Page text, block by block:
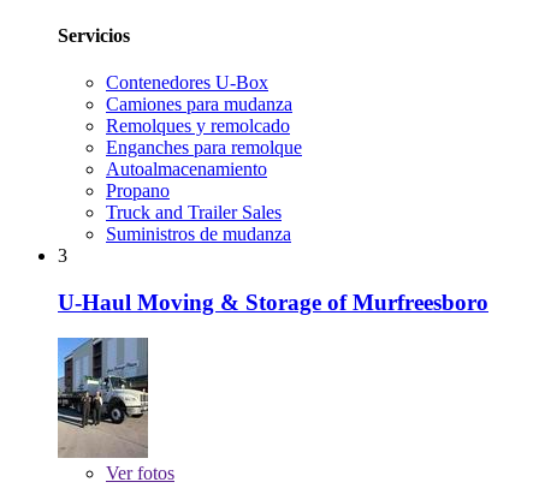
Servicios
Contenedores U-Box
Camiones para mudanza
Remolques y remolcado
Enganches para remolque
Autoalmacenamiento
Propano
Truck and Trailer Sales
Suministros de mudanza
3
U-Haul Moving & Storage of Murfreesboro
Verfotos